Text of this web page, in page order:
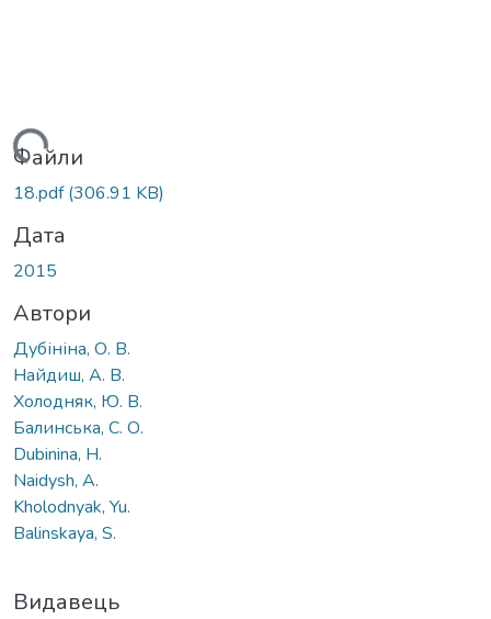
Файли
18.pdf(306.91 KB)
Дата
2015
Автори
Дубініна, О. В.
Найдиш, А. В.
Холодняк, Ю. В.
Балинська, С. О.
Dubinina, H.
Naidysh, A.
Kholodnyak, Yu.
Balinskaya, S.
Видавець